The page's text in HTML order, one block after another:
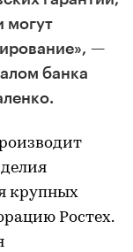
могут
—
банка
крупных
Ростех.